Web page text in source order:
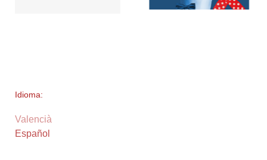
Idioma:
Valencià
Español